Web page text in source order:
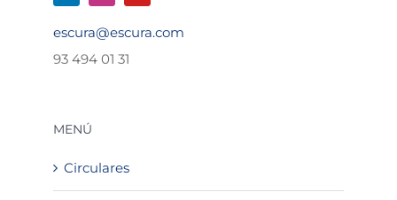
escura@escura.com
93 494 01 31
MENÚ
Circulares